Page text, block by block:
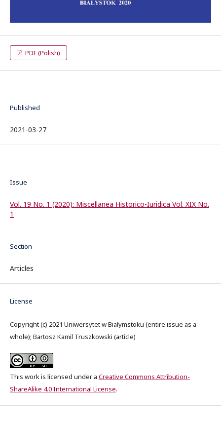
PDF (Polish)
Published
2021-03-27
Issue
Vol. 19 No. 1 (2020): Miscellanea Historico-Iuridica Vol. XIX No.
1
Section
Articles
License
Copyright (c) 2021 Uniwersytet w Białymstoku (entire issue as a
whole); Bartosz Kamil Truszkowski (article)
This work is licensed under a Creative Commons Attribution-
ShareAlike 4.0 International License.